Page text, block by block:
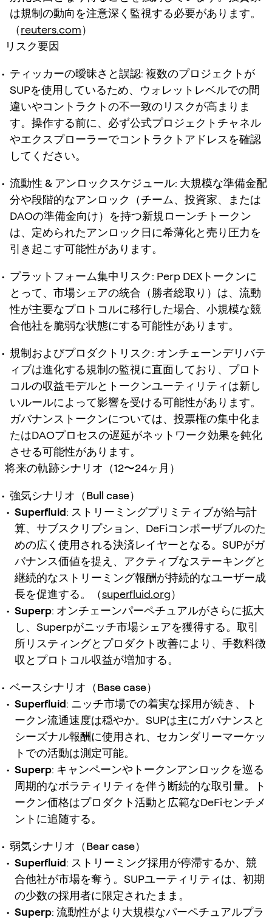
は規制の動向を注意深く監視する必要があります。
（reuters.com）
リスク要因
ティッカーの曖昧さと誤認: 複数のプロジェクトが
SUPを使用しているため、ウォレットレベルでの間
違いやコントラクトの不一致のリスクが高まりま
す。操作する前に、必ず公式プロジェクトチャネル
やエクスプローラーでコントラクトアドレスを確認
してください。
流動性 & アンロックスケジュール: 大規模な準備金配
分や段階的なアンロック（チーム、投資家、または
DAOの準備金向け）を持つ新規ローンチトークン
は、定められたアンロック日に希薄化と売り圧力を
引き起こす可能性があります。
プラットフォーム集中リスク: Perp DEXトークンに
とって、市場シェアの統合（勝者総取り）は、流動
性が主要なプロトコルに移行した場合、小規模な競
合他社を脆弱な状態にする可能性があります。
規制およびプロダクトリスク: オンチェーンデリバテ
ィブは進化する規制の監視に直面しており、プロト
コルの収益モデルとトークンユーティリティは新し
いルールによって影響を受ける可能性があります。
ガバナンストークンについては、投票権の集中化ま
たはDAOプロセスの遅延がネットワーク効果を鈍化
させる可能性があります。
将来の軌跡シナリオ（12〜24ヶ月）
強気シナリオ（Bull case）
Superfluid: ストリーミングプリミティブが給与計
算、サブスクリプション、DeFiコンポーザブルのた
めの広く使用される決済レイヤーとなる。SUPがガ
バナンス価値を捉え、アクティブなステーキングと
継続的なストリーミング報酬が持続的なユーザー成
長を促進する。（superfluid.org）
Superp: オンチェーンパーペチュアルがさらに拡大
し、Superpがニッチ市場シェアを獲得する。取引
所リスティングとプロダクト改善により、手数料徴
収とプロトコル収益が増加する。
ベースシナリオ（Base case）
Superfluid: ニッチ市場での着実な採用が続き、ト
ークン流通速度は穏やか。SUPは主にガバナンスと
シーズナル報酬に使用され、セカンダリーマーケッ
トでの活動は測定可能。
Superp: キャンペーンやトークンアンロックを巡る
周期的なボラティリティを伴う断続的な取引量。ト
ークン価格はプロダクト活動と広範なDeFiセンチメ
ントに追随する。
弱気シナリオ（Bear case）
Superfluid: ストリーミング採用が停滞するか、競
合他社が市場を奪う。SUPユーティリティは、初期
の少数の採用者に限定されたまま。
Superp: 流動性がより大規模なパーペチュアルプラ